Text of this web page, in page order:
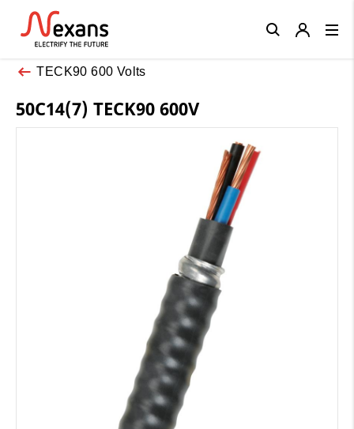
TECK90 600 Volts
50C14(7) TECK90 600V
Close